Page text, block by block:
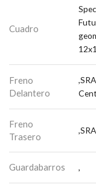
Cuadro
Freno
Delantero
Freno
Trasero
Guardabarros ,